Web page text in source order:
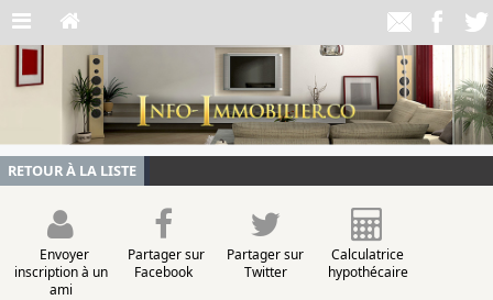
RETOUR À LA LISTE
Envoyer
inscription à un
ami
Partager sur
Facebook
Partager sur
Twitter
Calculatrice
hypothécaire